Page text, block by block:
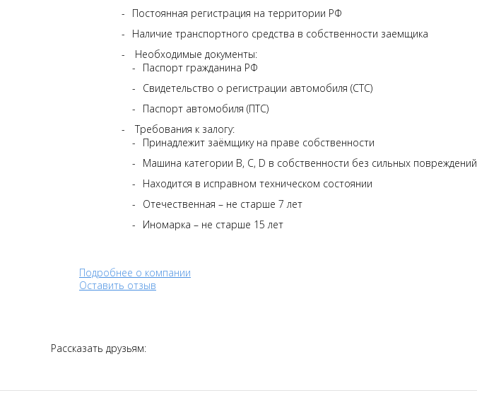
Постоянная регистрация на территории РФ
Наличие транспортного средства в собственности заемщика
Необходимые документы:
Паспорт гражданина РФ
Свидетельство о регистрации автомобиля (СТС)
Паспорт автомобиля (ПТС)
Требования к залогу:
Принадлежит заёмщику на праве собственности
Машина категории В, C, D в собственности без сильных повреждений
Находится в исправном техническом состоянии
Отечественная – не старше 7 лет
Иномарка – не старше 15 лет
Подробнее о компании
Оставить отзыв
Рассказать друзьям: